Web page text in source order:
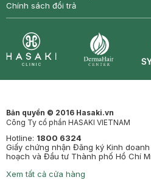
Chính sách đổi trả
Bản quyền © 2016 Hasaki.vn
Công Ty cổ phần HASAKI VIETNAM
Hotline: 1800 6324
Giấy chứng nhận Đăng ký Kinh doanh
hoạch và Đầu tư Thành phố Hồ Chí
Xem tất cả cửa hàng